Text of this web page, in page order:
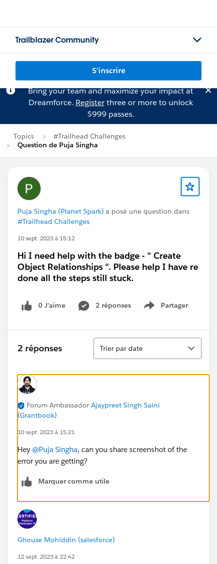
Trailblazer Community
S'inscrire
Bring your team and maximize your impact at
Dreamforce. Registerthree or more to unlock
$999 passes.
Topics
#Trailhead Challenges
Question de Puja Singha
Puja Singha (Planet Spark) a posé une question dans
#Trailhead Challenges
10 sept. 2023 à 15:12
Hi I need help with the badge - " Create
Object Relationships ". Please help I have re
done all the steps still stuck.
0 J’aime 2 réponses Partager
Show menu
2 réponses
Tri
Trier par date
Forum Ambassador Ajaypreet Singh Saini
(Grantbook)
10 sept. 2023 à 15:21
Hey @Puja Singha, can you share screenshot of the
error you are getting?
Marquer comme utile
Ghouse Mohiddin (salesforce)
12 sept. 2023 à 22:42